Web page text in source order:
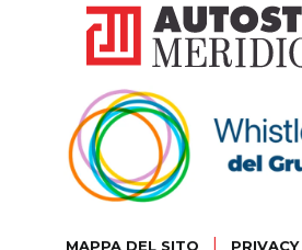
MAPPA DEL SITO PRIVACY